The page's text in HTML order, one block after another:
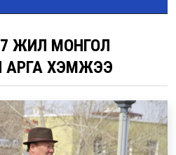
ЖИЛ МОНГОЛ
АРГА ХЭМЖЭЭ